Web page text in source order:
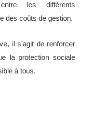
les différents
des coûts de gestion.
il s’agit de renforcer
la protection sociale
à tous.